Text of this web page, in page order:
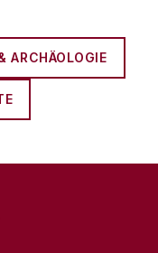
ARCHÄOLOGIE